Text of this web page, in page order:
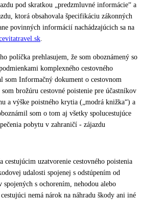
pod skratkou „predzmluvné informácie“ a
ktorá obsahovala špecifikáciu zákonných
povinných informácií nachádzajúcich sa na
políčka prehlasujem, že som oboznámený so
komplexného cestovného
som Informačný dokument o cestovnom
brožúru cestovné poistenie pre účastníkov
a výške poistného krytia („modrá knižka“) a
som o tom aj všetky spolucestujúce
pobytu v zahraničí - zájazdu
cestujúcim uzatvorenie cestovného poistenia
udalosti spojenej s odstúpením od
s ochorením, nehodou alebo
nemá nárok na náhradu škody ani iné